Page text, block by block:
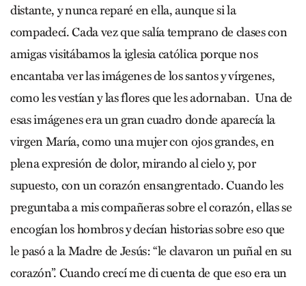
distante, y nunca reparé en ella, aunque si la
compadecí. Cada vez que salía temprano de clases con
amigas visitábamos la iglesia católica porque nos
encantaba ver las imágenes de los santos y vírgenes,
como les vestían y las flores que les adornaban. Una de
esas imágenes era un gran cuadro donde aparecía la
virgen María, como una mujer con ojos grandes, en
plena expresión de dolor, mirando al cielo y, por
supuesto, con un corazón ensangrentado. Cuando les
preguntaba a mis compañeras sobre el corazón, ellas se
encogían los hombros y decían historias sobre eso que
le pasó a la Madre de Jesús: “le clavaron un puñal en su
corazón”. Cuando crecí me di cuenta de que eso era un